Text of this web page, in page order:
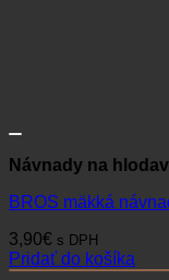
Návnady na
BROS mäkká
3,90€ s DPH
Pridať do košíka